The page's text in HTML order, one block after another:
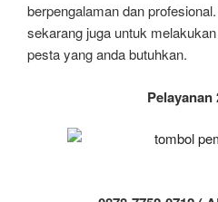
berpengalaman dan
sekarang juga untuk
pesta yang anda butuhkan.
Pelayanan